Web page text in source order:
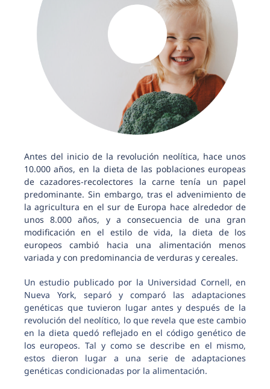
Antes del inicio de la revolución neolítica, hace unos
10.000 años, en la dieta de las poblaciones europeas
de cazadores-recolectores la carne tenía un papel
predominante. Sin embargo, tras el advenimiento de
la agricultura en el sur de Europa hace alrededor de
unos 8.000 años, y a consecuencia de una gran
modificación en el estilo de vida, la dieta de los
europeos cambió hacia una alimentación menos
variada y con predominancia de verduras y cereales.
Un estudio publicado por la Universidad Cornell, en
Nueva York, separó y comparó las adaptaciones
genéticas que tuvieron lugar antes y después de la
revolución del neolítico, lo que revela que este cambio
en la dieta quedó reflejado en el código genético de
los europeos. Tal y como se describe en el mismo,
estos dieron lugar a una serie de adaptaciones
genéticas condicionadas por la alimentación.